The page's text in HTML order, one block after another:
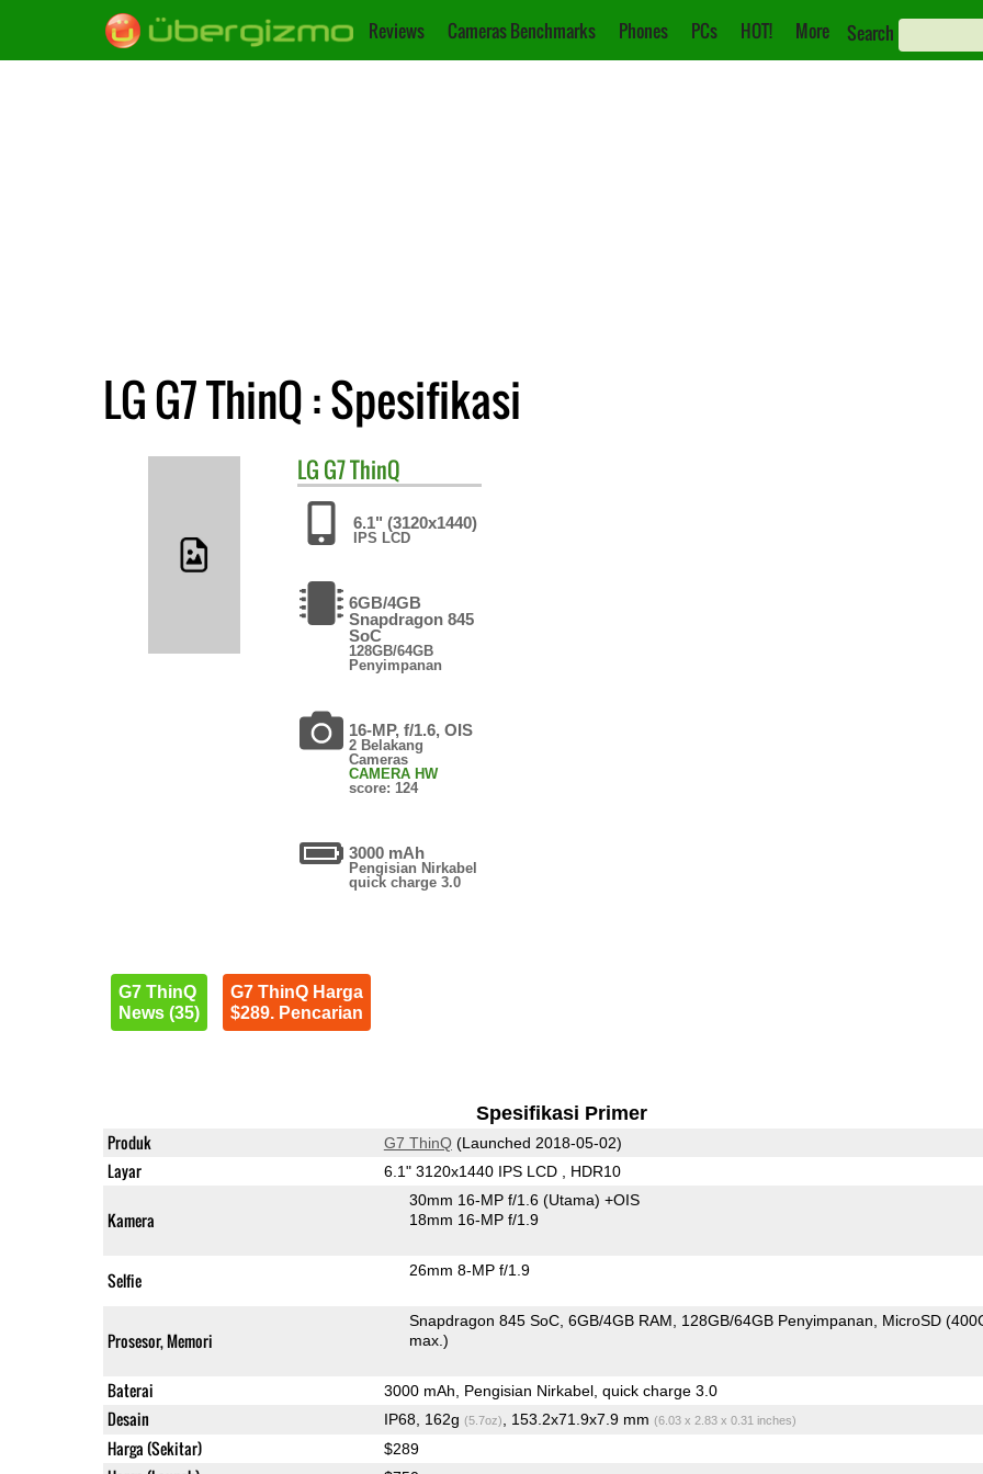
Reviews Cameras Benchmarks Phones PCs HOT! More Search
LG G7 ThinQ : Spesifikasi
LG G7 ThinQ
6.1" (3120x1440)
IPS LCD
6GB/4GB
Snapdragon 845
SoC
128GB/64GB
Penyimpanan
16-MP, f/1.6, OIS
2 Belakang
Cameras
CAMERA HW
score: 124
3000 mAh
Pengisian Nirkabel
quick charge 3.0
G7 ThinQ
News (35)
G7 ThinQ Harga
$289. Pencarian
Spesifikasi Primer
Produk G7 ThinQ(Launched 2018-05-02)
Layar 6.1" 3120x1440 IPS LCD , HDR10
Kamera
30mm 16-MP f/1.6 (Utama) +OIS
18mm 16-MP f/1.9
Selfie 26mm 8-MP f/1.9
Prosesor, Memori
Snapdragon 845 SoC 6GB/4GB RAM 128GB/64GB Penyimpanan
MicroSD
max.)
Baterai 3000 mAh, Pengisian Nirkabel, quick charge 3.0
Desain IP68, 162g (5.7oz) , 153.2x71.9x7.9 mm (6.03 x 2.83 x 0.31 inches)
Harga (Sekitar) $289